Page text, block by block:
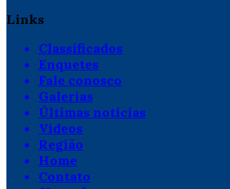
Links
Classificados
Enquetes
Fale conosco
Galerias
Últimas notícias
Vídeos
Região
Home
Contato